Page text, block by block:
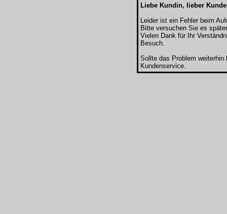
Liebe Kundin, lieber
Leider ist ein Fehler beim
Bitte versuchen Sie es
Vielen Dank für Ihr
Besuch.
Sollte das Problem
Kundenservice.